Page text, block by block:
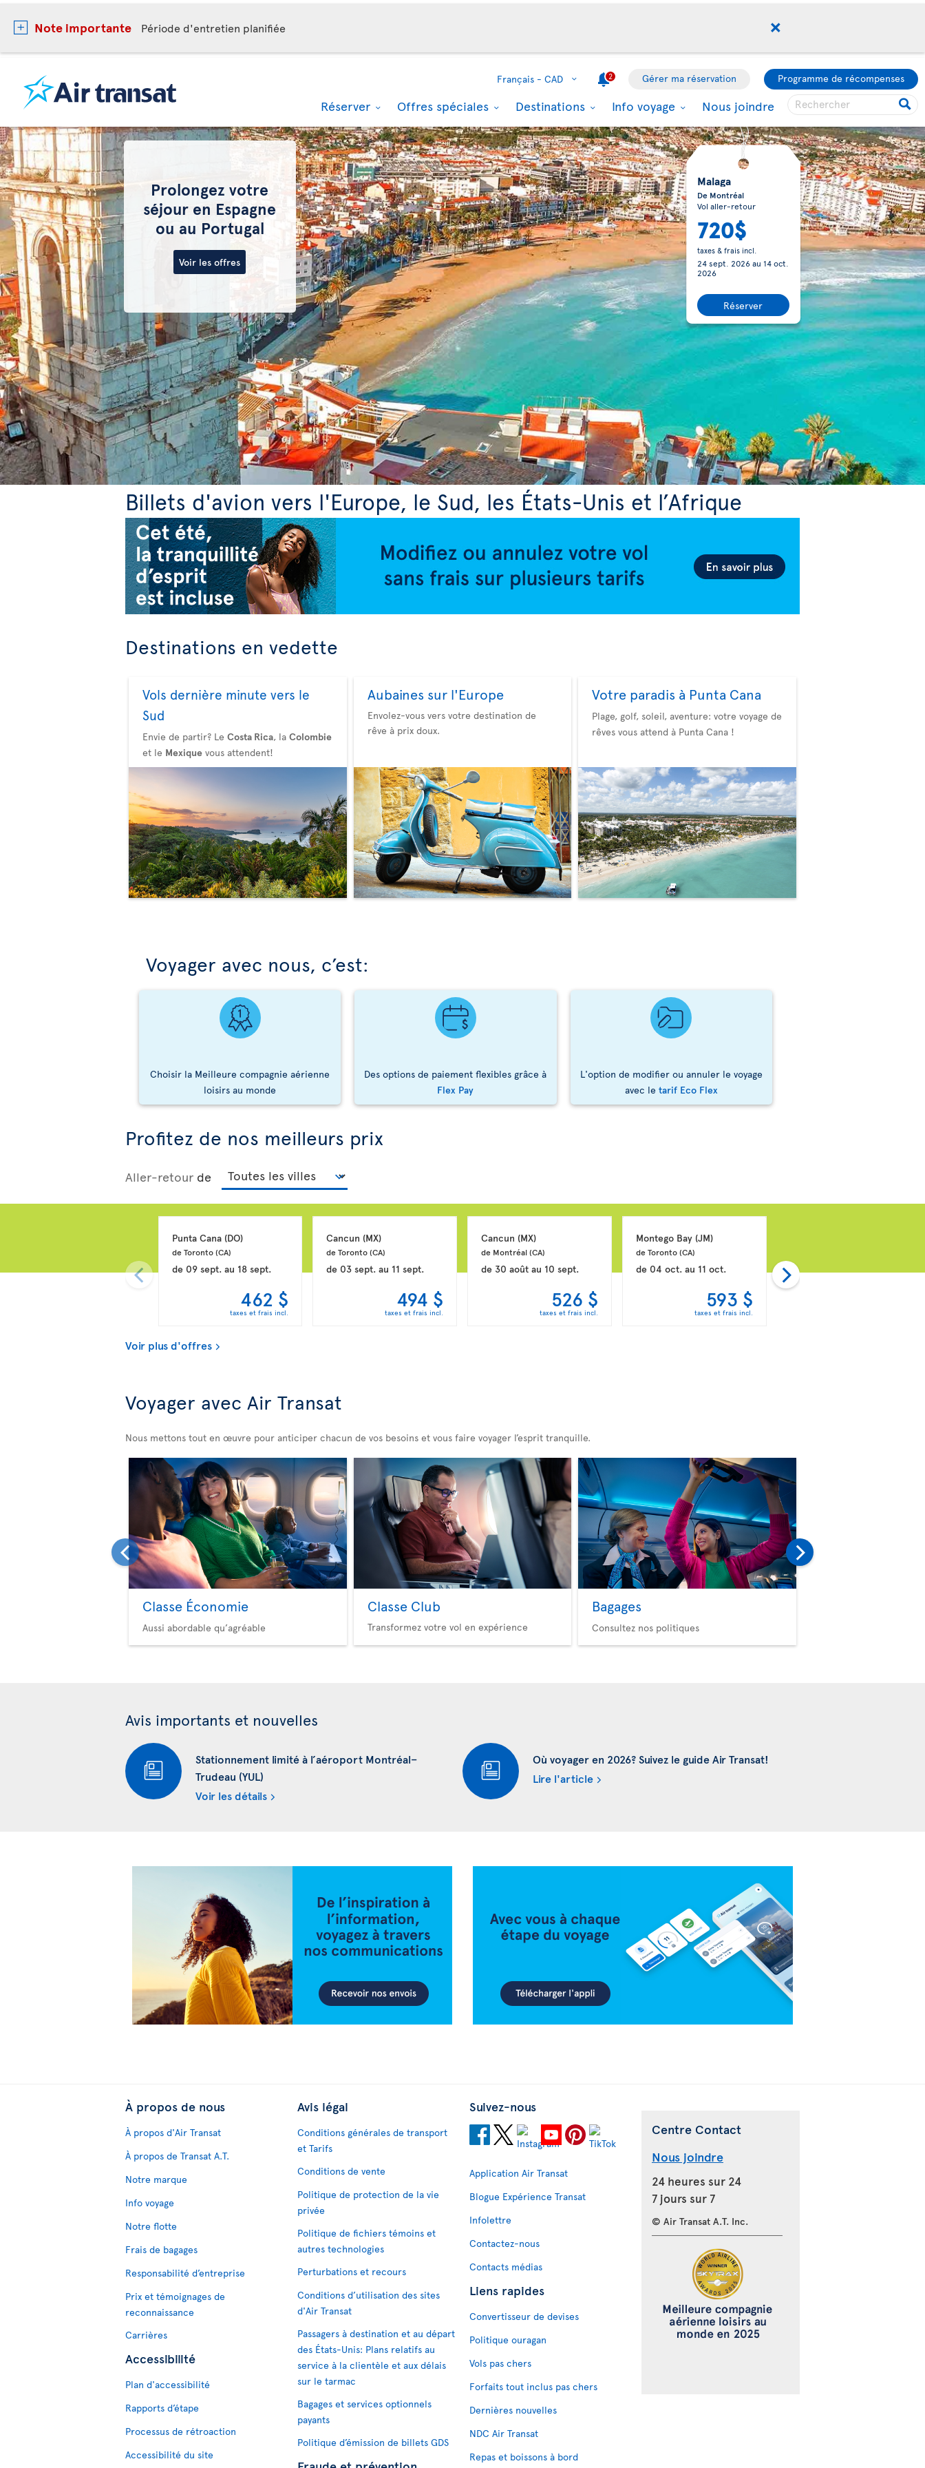
Note importante Période d'entretien planifiée
Français - CAD 2 Gérer ma réservation Programme de récompenses
Réserver Offres spéciales Destinations Info voyage Nous joindre
Prolongez votre
séjour en Espagne
ou au Portugal
Voir les offres
Malaga
De Montréal
Vol aller-retour
720$
taxes & frais incl.
24 sept. 2026au 14 oct.
2026
Réserver
Billets d'avion vers l'Europe, le Sud, les États-Unis et l’Afrique
Destinations en vedette
Vols dernière minute vers le
Sud
Envie de partir? Le Costa Rica, la Colombie
et le Mexique vous attendent!
Aubaines sur l'Europe
Envolez-vous vers votre destination de
rêve à prix doux.
Votre paradis à Punta Cana
Plage, golf, soleil, aventure: votre voyage de
rêves vous attend à Punta Cana !
Voyager avec nous, c’est:
Choisir la Meilleure compagnie aérienne
loisirs au monde
Des options de paiement flexibles grâce à
Flex Pay
L'option de modifier ou annuler le voyage
avec le tarif Eco Flex
Profitez de nos meilleurs prix
Aller-retour de
Punta Cana (DO)
de Toronto (CA)
de 09 sept.au 18 sept.
462 $
taxes et frais incl.
Cancun (MX)
de Toronto (CA)
de 03 sept. au 11 sept.
494 $
taxes et frais incl.
Cancun (MX)
de Montréal (CA)
de 30 août au 10 sept.
526 $
taxes et frais incl.
Montego Bay (JM)
de Toronto (CA)
de 04 oct. au 11 oct.
593 $
taxes et frais incl.
de
Voir plus d'offres
Voyager avec Air Transat
Nous mettons tout en œuvre pour anticiper chacun de vos besoins et vous faire voyager l’esprit tranquille.
Classe Économie
Aussi abordable qu’agréable
Classe Club
Transformez votre vol en expérience
Bagages
Consultez nos politiques
Avis importants et nouvelles
Stationnement limité à l’aéroport Montréal–
Trudeau (YUL)
Voir les détails
Où voyager en 2026? Suivez le guide Air Transat!
Lire l'article
À propos de nous
À propos d'Air Transat
À propos de Transat A.T.
Notre marque
Info voyage
Notre flotte
Frais de bagages
Responsabilité d’entreprise
Prix et témoignages de
reconnaissance
Carrières
Accessibilité
Plan d'accessibilité
Rapports d’étape
Processus de rétroaction
Accessibilité du site
Avis légal
Conditions générales de transport
et Tarifs
Conditions de vente
Politique de protection de la vie
privée
Politique de fichiers témoins et
autres technologies
Perturbations et recours
Conditions d’utilisation des sites
d'Air Transat
Passagers à destination et au départ
des États-Unis: Plans relatifs au
service à la clientèle et aux délais
sur le tarmac
Bagages et services optionnels
payants
Politique d’émission de billets GDS
Suivez-nous
Application Air Transat
Blogue Expérience Transat
Infolettre
Contactez-nous
Contacts médias
Liens rapides
Convertisseur de devises
Politique ouragan
Vols pas chers
Forfaits tout inclus pas chers
Dernières nouvelles
NDC Air Transat
Repas et boissons à bord
Centre Contact
Nous joindre
24 heures sur 24
7 jours sur 7
© Air Transat A.T. Inc.